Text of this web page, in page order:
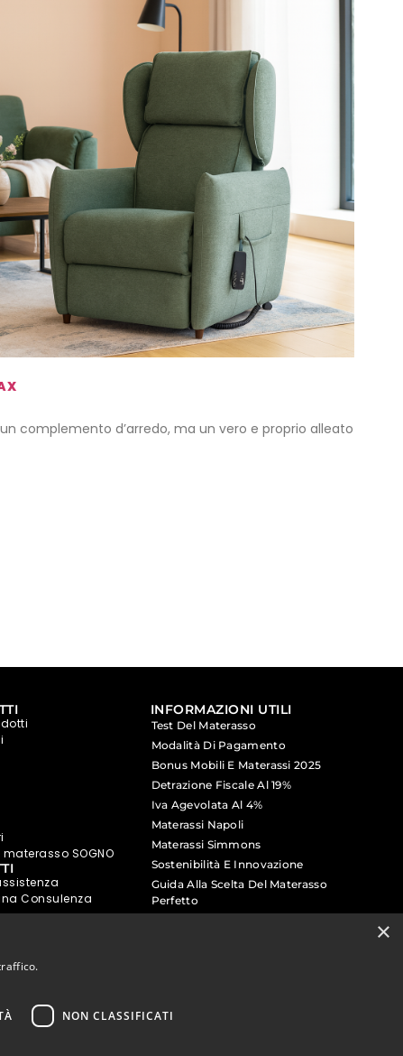
complemento d’arredo, ma un vero e proprio alleato
SOGNO
Consulenza
INFORMAZIONI UTILI
Test Del Materasso
Modalità Di Pagamento
Bonus Mobili E Materassi 2025
Detrazione Fiscale Al 19%
Iva Agevolata Al 4%
Materassi Napoli
Materassi Simmons
Sostenibilità E Innovazione
Guida Alla Scelta Del Materasso
Perfetto
PORTICI
×
NON CLASSIFICATI